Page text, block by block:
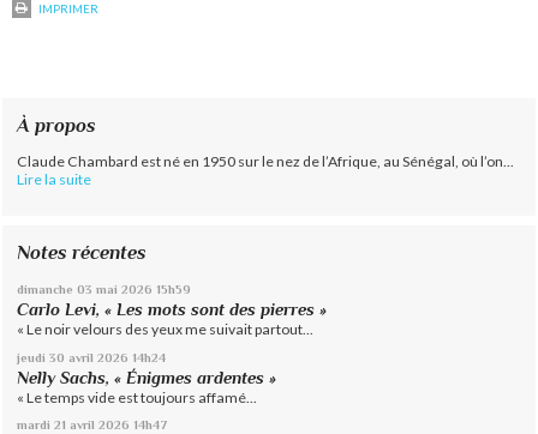
IMPRIMER
À propos
Claude Chambard est né en 1950 sur le nez de l’Afrique, au Sénégal, où l’on...
Lire la suite
Notes récentes
dimanche 03 mai 2026 15h59
Carlo Levi, « Les mots sont des pierres »
« Le noir velours des yeux me suivait partout...
jeudi 30 avril 2026 14h24
Nelly Sachs, « Énigmes ardentes »
« Le temps vide est toujours affamé...
mardi 21 avril 2026 14h47